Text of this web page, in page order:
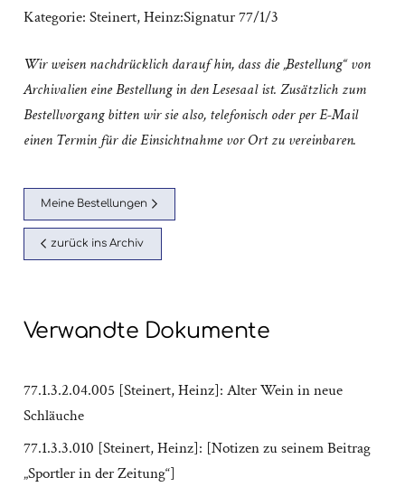
Kategorie: Steinert, Heinz:Signatur 77/1/3
Wir weisen nachdrücklich darauf hin, dass die „Bestellung“ von
Archivalien eine Bestellung in den Lesesaal ist. Zusätzlich zum
Bestellvorgang bitten wir sie also, telefonisch oder per E-Mail
einen Termin für die Einsichtnahme vor Ort zu vereinbaren.
Meine Bestellungen
zurück ins Archiv
Verwandte Dokumente
77.1.3.2.04.005 [Steinert, Heinz]: Alter Wein in neue
Schläuche
77.1.3.3.010 [Steinert, Heinz]: [Notizen zu seinem Beitrag
„Sportler in der Zeitung“]